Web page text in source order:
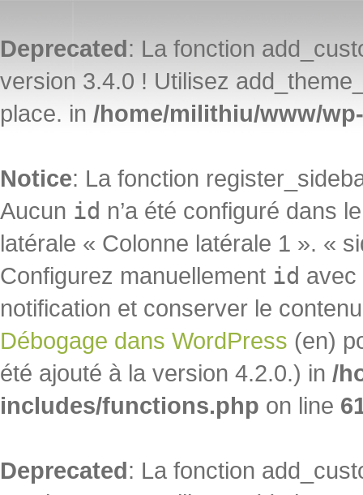
Deprecated: La fonction
version 3.4.0 ! Utilisez
place. in /home/milithiu/www/
Notice: La fonction
Aucun id n’a été configuré dans
latérale « Colonne latérale 1 ». «
Configurez manuellement id avec
notification et conserver le
Débogage dans WordPress (en)
été ajouté à la version 4.2.0.) in /
includes/functions.php on line
Deprecated: La fonction